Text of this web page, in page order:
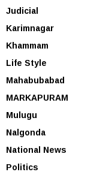
Judicial
Karimnagar
Khammam
Life Style
Mahabubabad
MARKAPURAM
Mulugu
Nalgonda
National News
Politics